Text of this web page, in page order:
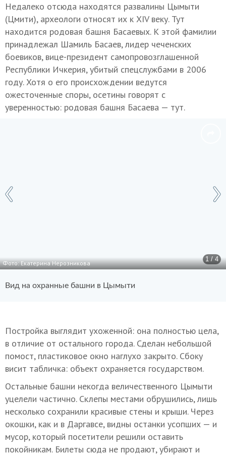
Недалеко отсюда находятся развалины Цымыти
(Цмити), археологи относят их к XIV веку. Тут
находится родовая башня Басаевых. К этой фамилии
принадлежал Шамиль Басаев, лидер чеченских
боевиков, вице-президент самопровозглашенной
Республики Ичкерия, убитый спецслужбами в 2006
году. Хотя о его происхождении ведутся
ожесточенные споры, осетины говорят с
уверенностью: родовая башня Басаева — тут.
1 / 4
Фото: Екатерина Нерозникова
Вид на охранные башни в Цымыти
Постройка выглядит ухоженной: она полностью цела,
в отличие от остального города. Сделан небольшой
помост, пластиковое окно наглухо закрыто. Сбоку
висит табличка: объект охраняется государством.
Остальные башни некогда величественного Цымыти
уцелели частично. Склепы местами обрушились, лишь
несколько сохранили красивые стены и крыши. Через
окошки, как и в Даргавсе, видны останки усопших — и
мусор, который посетители решили оставить
покойникам. Билеты сюда не продают, убирают и